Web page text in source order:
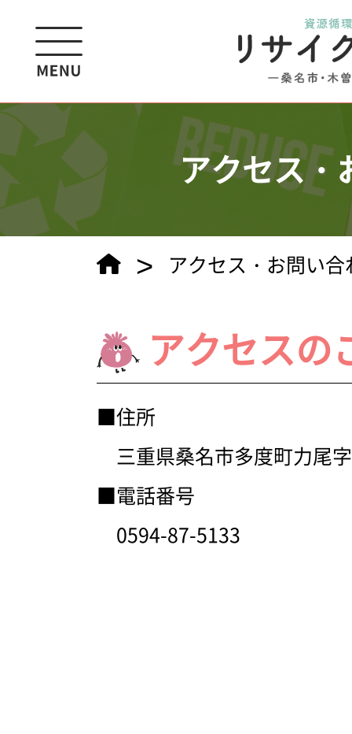
アクセス・
> アクセス・お問い合
アクセスの
■住所
三重県桑名市多度町力尾
■電話番号
0594-87-5133